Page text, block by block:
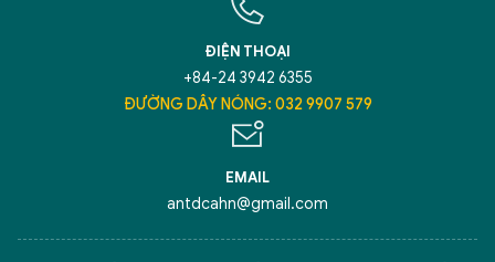
ĐIỆN THOẠI
+84-24 3942 6355
ĐƯỜNG DÂY NÓNG: 032 9907 579
EMAIL
antdcahn@gmail.com